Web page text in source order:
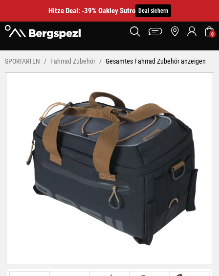
Hitze Deal: -39% Oakley Sutro Deal sichern
0
SPORTARTEN Fahrrad Zubehör Gesamtes Fahrrad Zubehör anzeigen